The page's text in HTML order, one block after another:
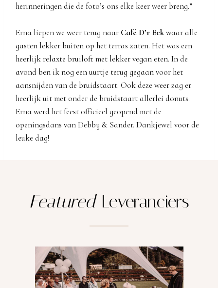
herinneringen die de foto’s ons elke keer weer breng.”
Erna liepen we weer terug naar Café D’r Eckwaar alle
gasten lekker buiten op het terras zaten. Het was een
heerlijk relaxte bruiloft met lekker vegan eten. In de
avond ben ik nog een uurtje terug gegaan voor het
aansnijden van de bruidstaart. Ook deze weer zag er
heerlijk uit met onder de bruidstaart allerlei donuts.
Erna werd het feest officieel geopend met de
openingsdans van Debby & Sander. Dankjewel voor de
leuke dag!
FeaturedLeveranciers